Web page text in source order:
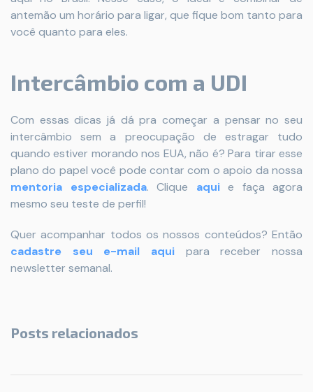
antemão um horário para ligar, que fique bom tanto para
você quanto para eles.
Intercâmbio com a UDI
Com essas dicas já dá pra começar a pensar no seu
intercâmbio sem a preocupação de estragar tudo
quando estiver morando nos EUA, não é? Para tirar esse
plano do papel você pode contar com o apoio da nossa
mentoria especializada. Clique aquie faça agora
mesmo seu teste de perfil!
Quer acompanhar todos os nossos conteúdos? Então
cadastre seu e-mail aqui para receber nossa
newsletter semanal.
Posts relacionados